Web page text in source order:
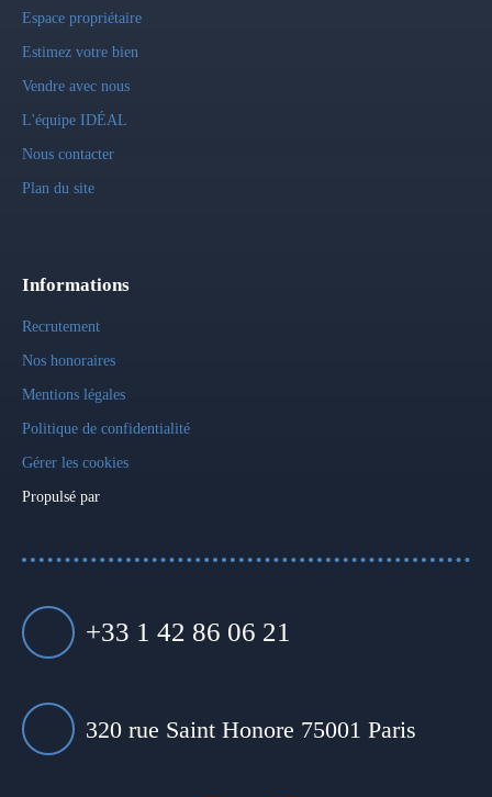
Espace propriétaire
Estimez votre bien
Vendre avec nous
L'équipe IDÉAL
Nous contacter
Plan du site
Informations
Recrutement
Nos honoraires
Mentions légales
Politique de confidentialité
Gérer les cookies
Propulsé par
+33 1 42 86 06 21
320 rue Saint Honore 75001 Paris